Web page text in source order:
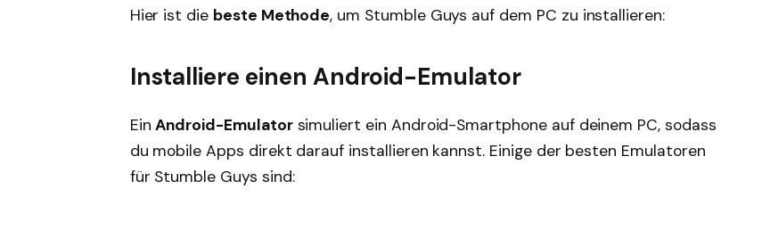
Hier ist die beste Methode, um Stumble Guys auf dem PC zu installieren:
Installiere einen Android-Emulator
EinAndroid-Emulatorsimuliert ein Android-Smartphone auf deinem PC, sodass
du mobile Apps direkt darauf installieren kannst. Einige der besten Emulatoren
für Stumble Guys sind: